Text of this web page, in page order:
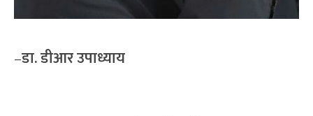
–डा. डीआर उपाध्याय